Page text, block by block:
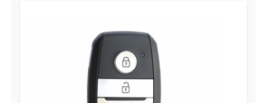
Enkelsnijdende hoekfrees
auto zeer belangrijke programmeur